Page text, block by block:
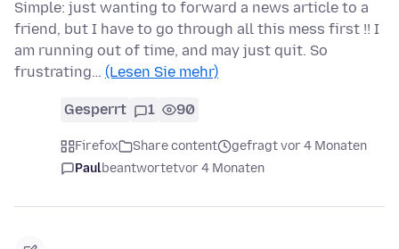
Simple: just wanting to forward a news article to a
friend, but I have to go through all this mess first !! I
am running out of time, and may just quit. So
frustrating… (Lesen Sie mehr)
Gesperrt 1 90
Firefox Share content
gefragt vor 4 Monaten
Paulbeantwortetvor 4 Monaten